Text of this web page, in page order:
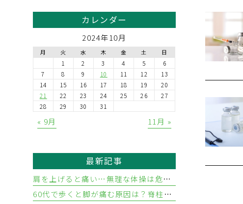
カレンダー
2024年10月
月 火 水 木 金 土 日
1 2 3 4 5
6
7
8 9 10 11 12
13
14
15 16 17 18 19
20
21
22 23 24 25 26
27
28
29 30 31
« 9月 11月 »
最新記事
肩を上げると痛い…無理な体操は危険？五十肩と腱板断裂の違いと見分け方
60代で歩くと脚が痛む原因は？脊柱管狭窄症と血流障害の違い